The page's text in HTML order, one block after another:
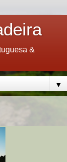
&
▼